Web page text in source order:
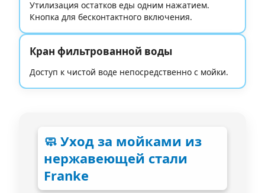
Утилизация остатков еды одним нажатием.
Кнопка для бесконтактного включения.
Кран фильтрованной воды
Доступ к чистой воде непосредственно с мойки.
🧼 Уход за мойками из
нержавеющей стали
Franke